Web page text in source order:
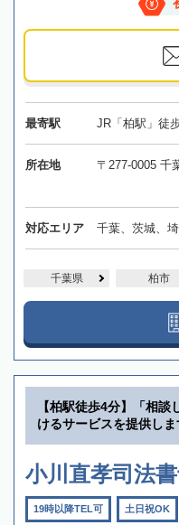
最寄駅 JR「柏駅」徒
所在地 〒277-0005 千
対応エリア 千葉、茨城、
千葉県 柏市
【柏駅徒歩4分】「相
けるサービスを提供しま
小川直孝司法
19時以降TEL可 土日祝OK